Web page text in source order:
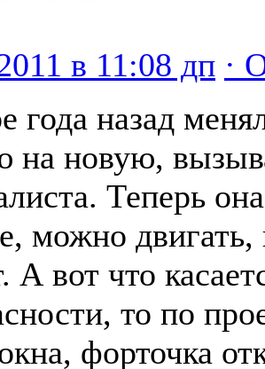
в 11:08 дп ·
года назад
на новую,
Теперь
можно двигать,
А вот что
то по
форточка